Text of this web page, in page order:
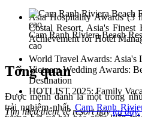
Asia Hospitality Awards (3
Costal Resort, Asia's Finest
Achievement for Hotel
World Travel Awards: Asia's
Vietnam Wedding Awards:
Destination
HOTLIST 2025: Family
Tìm hiểu thêm về resort nàytại đây.
Cam Ranh Riviera Beach
cao
Tổng quan
Được mệnh danh là một trong
trải nghiệm nhất, Cam Ranh